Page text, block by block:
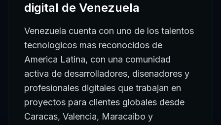
digital de Venezuela
Venezuela cuenta con uno de los talentos
tecnologicos mas reconocidos de
America Latina, con una comunidad
activa de desarrolladores, disenadores y
profesionales digitales que trabajan en
proyectos para clientes globales desde
Caracas, Valencia, Maracaibo y